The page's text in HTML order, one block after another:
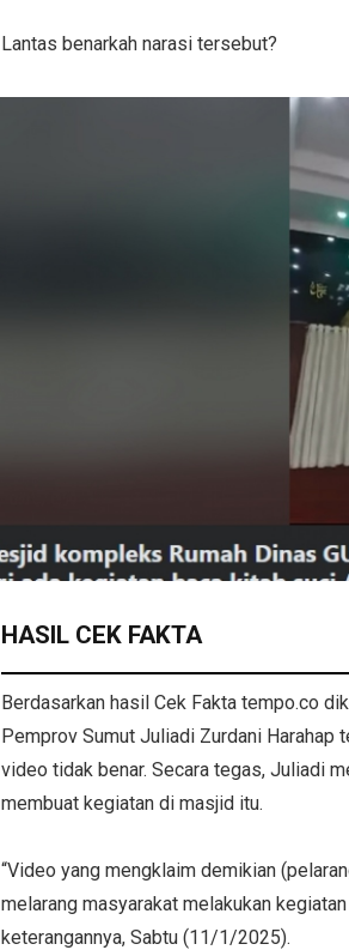
Lantas benarkah narasi tersebut?
HASIL CEK FAKTA
Berdasarkan hasil Cek Fakta tempo.co
Pemprov Sumut Juliadi Zurdani Harahap
video tidak benar. Secara tegas, Juliadi
membuat kegiatan di masjid itu.
“Video yang mengklaim demikian
melarang masyarakat melakukan
keterangannya, Sabtu (11/1/2025).